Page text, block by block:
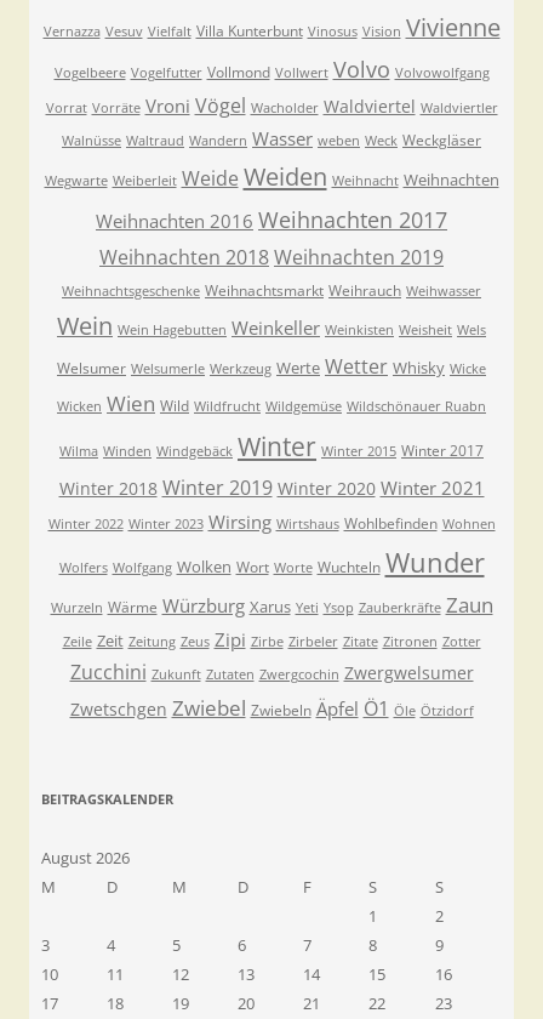
Vernazza Vesuv Vielfalt Villa Kunterbunt Vinosus Vision Vivienne
Vogelbeere Vogelfutter Vollmond Vollwert Volvo Volvowolfgang
Vorrat Vorräte Vroni Vögel Wacholder Waldviertel Waldviertler
Walnüsse Waltraud Wandern Wasser weben Weck Weckgläser
Wegwarte Weiberleit Weide Weiden Weihnacht Weihnachten
Weihnachten 2016 Weihnachten 2017
Weihnachten 2018Weihnachten 2019
Weihnachtsgeschenke Weihnachtsmarkt Weihrauch Weihwasser
Wein Wein Hagebutten Weinkeller Weinkisten Weisheit Wels
Welsumer Welsumerle Werkzeug Werte Wetter Whisky Wicke
Wicken Wien Wild Wildfrucht Wildgemüse Wildschönauer Ruabn
Wilma Winden Windgebäck Winter Winter 2015 Winter 2017
Winter 2018 Winter 2019 Winter 2020 Winter 2021
Winter 2022 Winter 2023 Wirsing Wirtshaus Wohlbefinden Wohnen
Wolfers Wolfgang Wolken Wort Worte Wuchteln Wunder
Wurzeln Wärme Würzburg Xarus Yeti Ysop Zauberkräfte Zaun
Zeile Zeit Zeitung Zeus Zipi Zirbe Zirbeler Zitate Zitronen Zotter
Zucchini Zukunft Zutaten Zwergcochin Zwergwelsumer
Zwetschgen Zwiebel Zwiebeln Äpfel Ö1 Öle Ötzidorf
BEITRAGSKALENDER
August 2026
M
D M D F S
S
1
2
3
4 5 6 7 8
9
10
11 12 13 14 15
16
17
18 19 20 21 22
23